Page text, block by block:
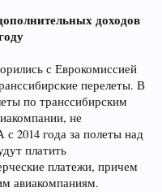
доходов
с Еврокомиссией
перелеты. В
по транссибирским
не
2014 года за полеты над
платить
платежи, причем
авиакомпаниям.